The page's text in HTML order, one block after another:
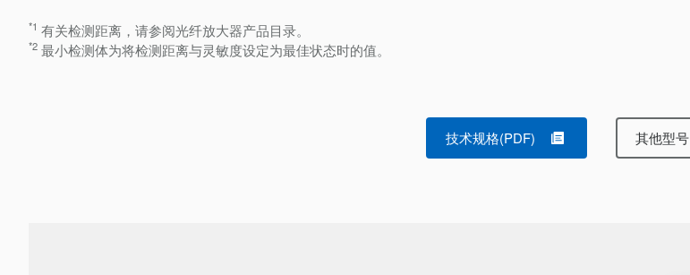
*1 有关检测距离，请参阅光纤放大器产品目录。
*2 最小检测体为将检测距离与灵敏度设定为最佳状态时的值。
技术规格(PDF) 其他型号